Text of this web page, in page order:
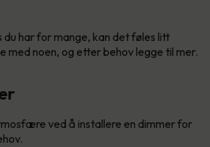
har for mange, kan det føles litt
noen, og etter behov legge til mer.
ved å installere en dimmer for